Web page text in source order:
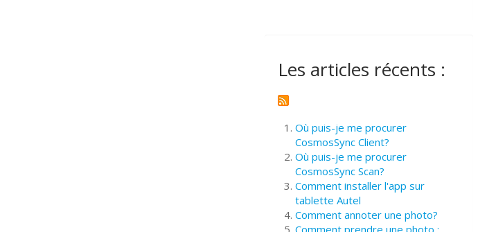
Les articles récents :
Où puis-je me procurer
CosmosSync Client?
Où puis-je me procurer
CosmosSync Scan?
Comment installer l'app sur
tablette Autel
Comment annoter une photo?
Comment prendre une photo :